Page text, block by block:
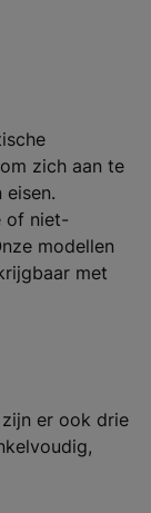
zich aan te
eisen.
of niet-
modellen
met
er ook drie